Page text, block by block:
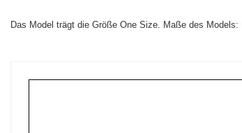
Das Model trägt die Größe One Size. Maße des Models: